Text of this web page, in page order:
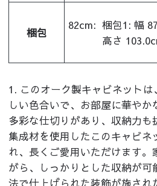
梱包
82cm: 梱包1: 幅
高さ
1. このオーク製キャビネット
しい色合いで、お部屋に華やか
多彩な仕切りがあり、収納力も
集成材を使用したこのキャビネ
れ、長くご愛用いただけます。
がら、しっかりとした収納が
法で仕上げられた装飾が施され